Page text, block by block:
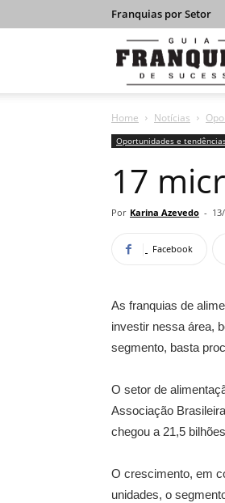
Franquias por Setor
Home Notícias
Oportunidades e
17
Por Karina Azevedo -
Facebook
As franquias de
investir nessa área,
segmento, basta
O setor de
Associação
chegou a 21,5
O crescimento, em
unidades, o